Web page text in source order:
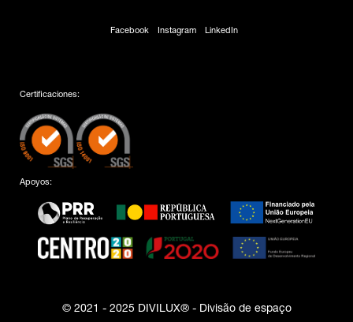
Certificaciones:
Apoyos:
© 2021 - 2025 DIVILUX® - Divisão de espaço
Facebook Instagram LinkedIn